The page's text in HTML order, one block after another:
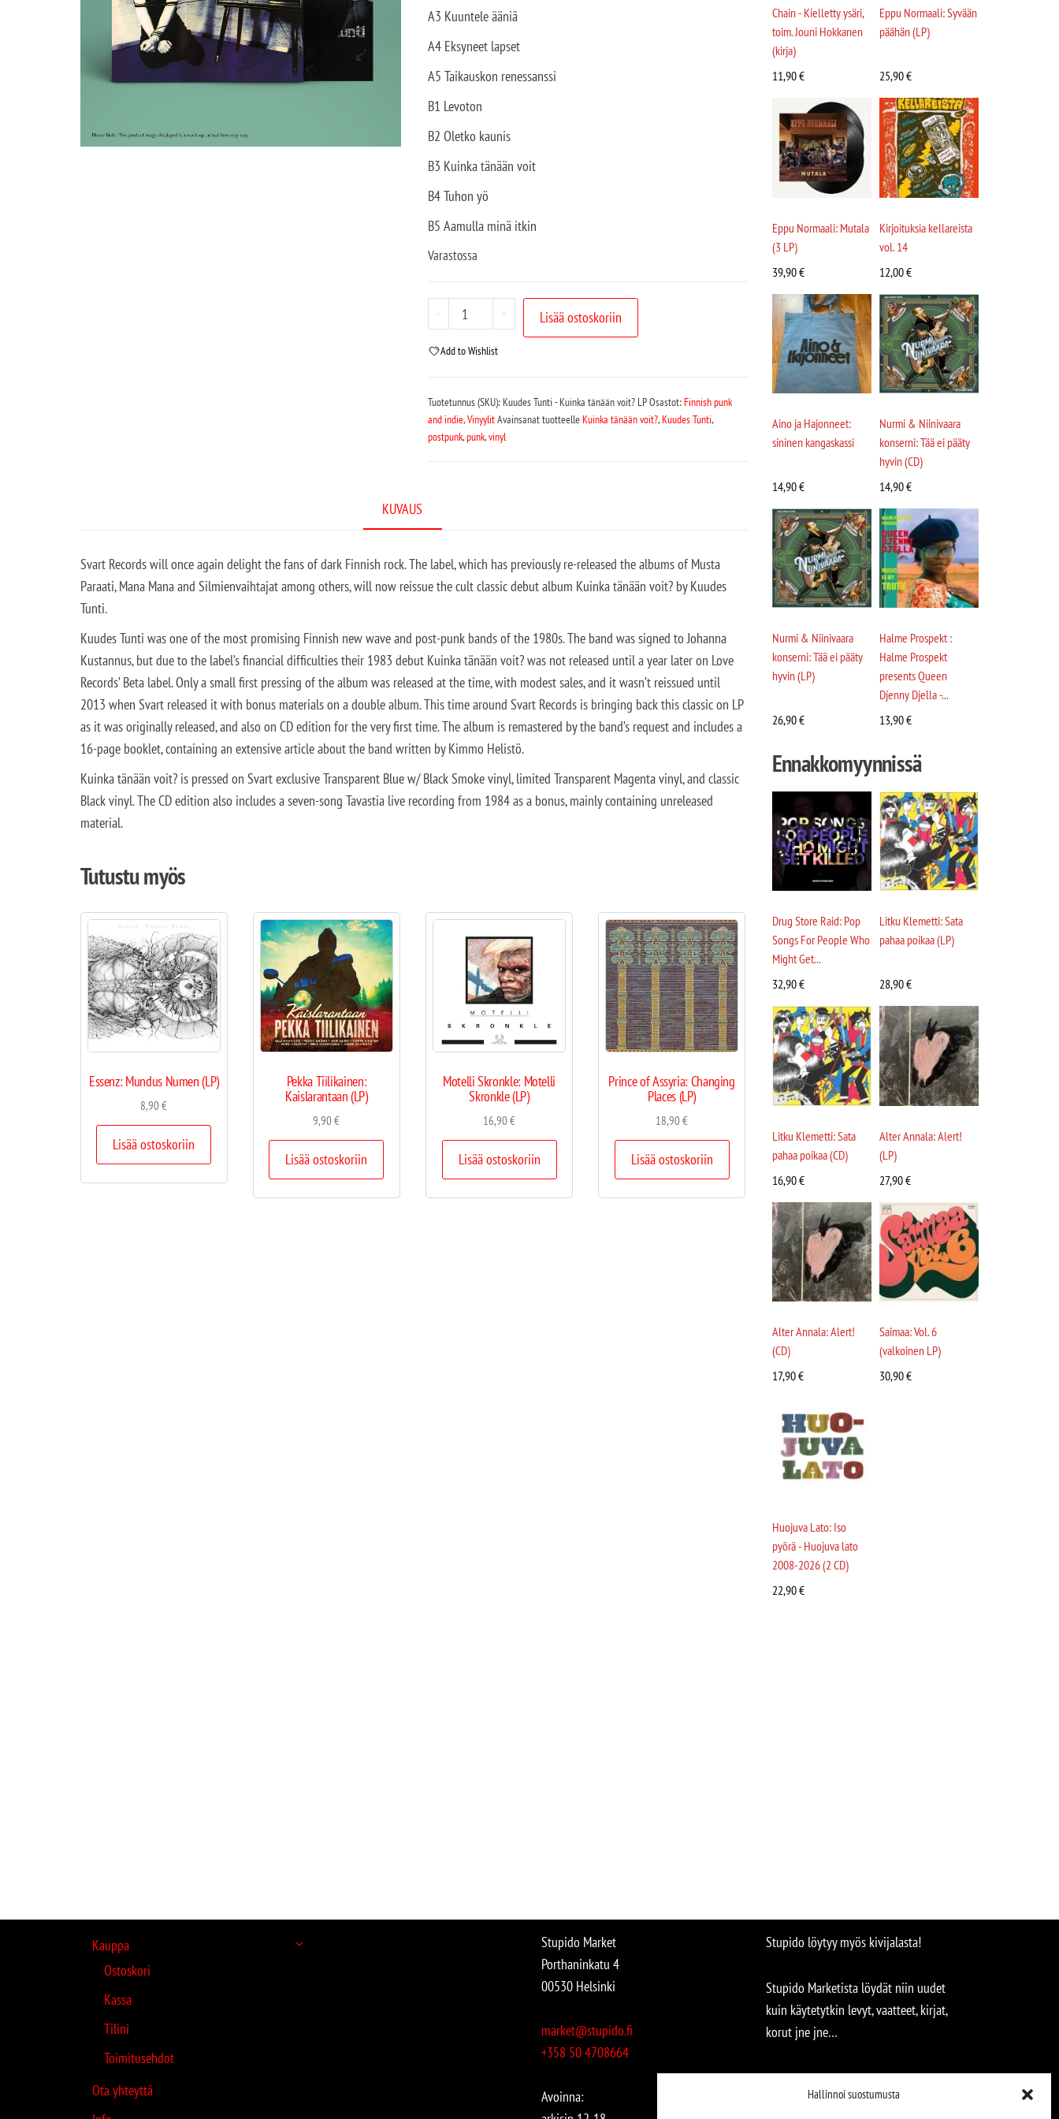
Hallinnoi suostumusta
A3 Kuuntele ääniä
A4 Eksyneet lapset
A5 Taikauskon renessanssi
B1 Levoton
B2 Oletko kaunis
B3 Kuinka tänään voit
B4 Tuhon yö
B5 Aamulla minä itkin
Varastossa
- + Lisää ostoskoriin
Add to Wishlist
Tuotetunnus (SKU): Kuudes Tunti - Kuinka tänään voit? LPOsastot:Finnish punk
and indie,VinyylitAvainsanat tuotteelleKuinka tänään voit?,Kuudes Tunti,
postpunk,punk,vinyl
KUVAUS
Svart Records will once again delight the fans of dark Finnish rock. The label, which has previously re-released the albums of Musta
Paraati, Mana Mana and Silmienvaihtajat among others, will now reissue the cult classic debut album Kuinka tänään voit? by Kuudes
Tunti.
Kuudes Tunti was one of the most promising Finnish new wave and post-punk bands of the 1980s. The band was signed to Johanna
Kustannus, but due to the label’s financial difficulties their 1983 debut Kuinka tänään voit? was not released until a year later on Love
Records’ Beta label. Only a small first pressing of the album was released at the time, with modest sales, and it wasn’t reissued until
2013 when Svart released it with bonus materials on a double album. This time around Svart Records is bringing back this classic on LP
as it was originally released, and also on CD edition for the very first time. The album is remastered by the band’s request and includes a
16-page booklet, containing an extensive article about the band written by Kimmo Helistö.
Kuinka tänään voit? is pressed on Svart exclusive Transparent Blue w/ Black Smoke vinyl, limited Transparent Magenta vinyl, and classic
Black vinyl. The CD edition also includes a seven-song Tavastia live recording from 1984 as a bonus, mainly containing unreleased
material.
Tutustu myös
Essenz: Mundus Numen (LP)
8,90€
Lisää ostoskoriin
Pekka Tiilikainen:
Kaislarantaan (LP)
9,90€
Lisää ostoskoriin
Motelli Skronkle: Motelli
Skronkle (LP)
16,90€
Lisää ostoskoriin
Prince of Assyria: Changing
Places (LP)
18,90€
Lisää ostoskoriin
Chain - Kielletty ysäri,
toim. Jouni Hokkanen
(kirja)
11,90€
Eppu Normaali: Syvään
päähän (LP)
25,90€
Eppu Normaali: Mutala
(3 LP)
39,90€
Kirjoituksia kellareista
vol. 14
12,00€
Aino ja Hajonneet:
sininen kangaskassi
14,90€
Nurmi & Niinivaara
konserni: Tää ei pääty
hyvin (CD)
14,90€
Nurmi & Niinivaara
konserni: Tää ei pääty
hyvin (LP)
26,90€
Halme Prospekt :
Halme Prospekt
presents Queen
Djenny Djella -...
13,90€
Ennakkomyynnissä
Drug Store Raid: Pop
Songs For People Who
Might Get...
32,90€
Litku Klemetti: Sata
pahaa poikaa (LP)
28,90€
Litku Klemetti: Sata
pahaa poikaa (CD)
16,90€
Alter Annala: Alert!
(LP)
27,90€
Alter Annala: Alert!
(CD)
17,90€
Saimaa: Vol. 6
(valkoinen LP)
30,90€
Huojuva Lato: Iso
pyörä - Huojuva lato
2008-2026 (2 CD)
22,90€
Kauppa
Ostoskori
Kassa
Tilini
Toimitusehdot
Ota yhteyttä
Stupido Market
Porthaninkatu 4
00530 Helsinki
market@stupido.fi
+358 50 4708664
Avoinna:
Stupido löytyy myös kivijalasta!
Stupido Marketista löydät niin uudet
kuin käytetytkin levyt, vaatteet, kirjat,
korut jne jne…